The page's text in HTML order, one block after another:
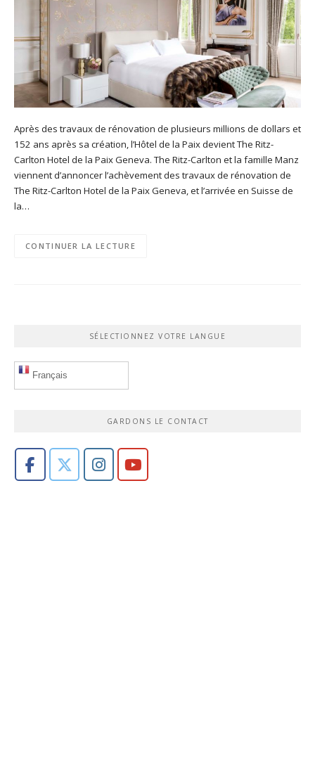
Après des travaux de rénovation de plusieurs millions de dollars et
152 ans après sa création, l’Hôtel de la Paix devient The Ritz-
Carlton Hotel de la Paix Geneva. The Ritz-Carlton et la famille Manz
viennent d’annoncer l’achèvement des travaux de rénovation de
The Ritz-Carlton Hotel de la Paix Geneva, et l’arrivée en Suisse de
la…
CONTINUER LA LECTURE
SÉLECTIONNEZ VOTRE LANGUE
Français
GARDONS LE CONTACT